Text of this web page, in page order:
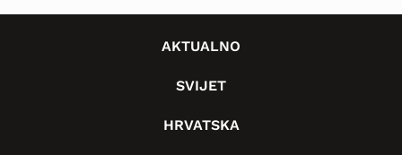
AKTUALNO
SVIJET
HRVATSKA